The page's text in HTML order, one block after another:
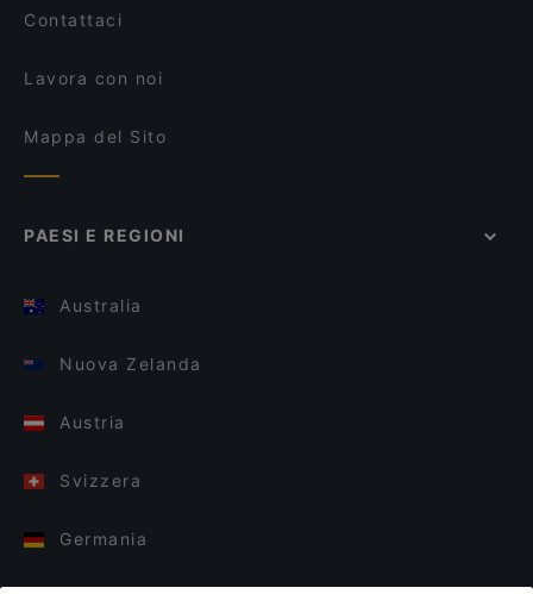
Contattaci
Lavora con noi
Mappa del Sito
PAESI E REGIONI
Australia
Nuova Zelanda
Austria
Svizzera
Germania